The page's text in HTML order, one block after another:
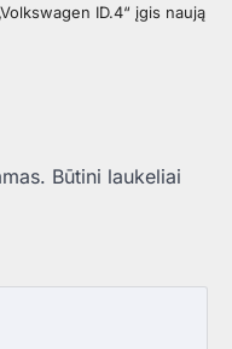
ID.4“ įgis naują
Būtini laukeliai